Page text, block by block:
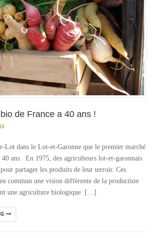
de France a 40 ans !
Lot dans le Lot-et-Garonne que le premier marché
ans. En 1975, des agriculteurs lot-et-garonnais
partager les produits de leur terroir. Ces
commun une vision différente de la production
une agriculture biologique. […]